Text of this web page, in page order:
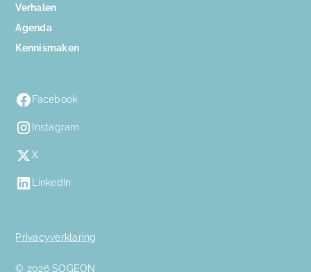
Verhalen
Agenda
Kennismaken
Facebook
Instagram
X
LinkedIn
© 2026 SOGEON
Privacyverklaring